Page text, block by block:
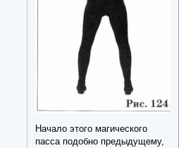
Начало этого магического
пасса подобно предыдущему,